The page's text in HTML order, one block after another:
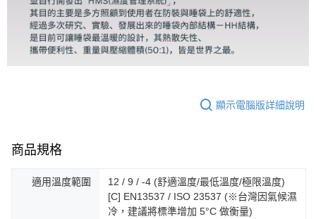
顯示電腦版詳細說明
商品規格
適用溫度範圍
12 / 9 / -4 (舒適溫度/最低溫度/極限溫度)
[C] EN13537 / ISO 23537 (※台灣因氣候濕
冷，建議將標準增加 5°C 做衡量)